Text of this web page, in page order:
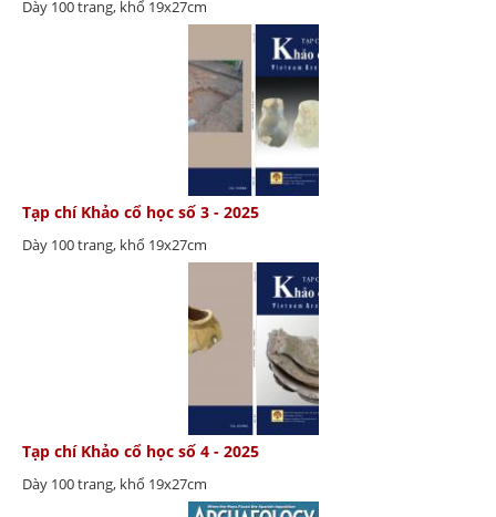
Dày 100 trang, khổ 19x27cm
Tạp chí Khảo cổ học số 3 - 2025
Dày 100 trang, khổ 19x27cm
Tạp chí Khảo cổ học số 4 - 2025
Dày 100 trang, khổ 19x27cm